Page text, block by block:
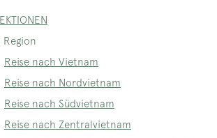
Region
Reise nach Vietnam
Reise nach Nordvietnam
Reise nach Südvietnam
Reise nach Zentralvietnam